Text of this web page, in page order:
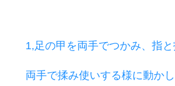
1,足の甲を両手でつかみ、指
両手で揉み使いする様に動かし